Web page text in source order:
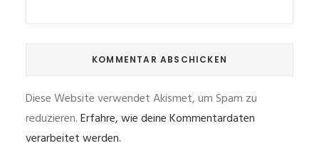
Diese Website verwendet Akismet, um Spam zu
reduzieren.Erfahre, wie deine Kommentardaten
verarbeitet werden.